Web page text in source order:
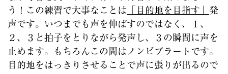
う！この練習で大事なことは
「目的地を目指す」 発
声です。いつまでも声を伸ばすのではなく、１、
２、３と拍子をとりながら発声し、３の瞬間に声を
止めます。もちろんこの間はノンビブラートです。
目的地をはっきりさせることで声に張りが出るので